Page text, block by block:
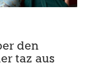
den
taz aus